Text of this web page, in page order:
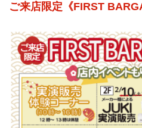
ご来店限定《FIRST